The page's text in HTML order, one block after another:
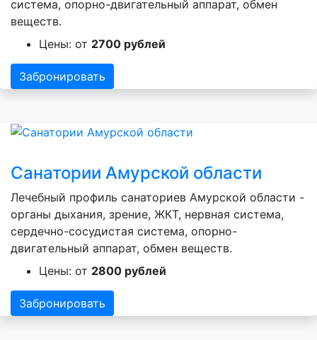
система, опорно-двигательный аппарат, обмен
веществ.
Цены: от 2700 рублей
Забронировать
Санатории Амурской области
Лечебный профиль санаториев Амурской области -
органы дыхания, зрение, ЖКТ, нервная система,
сердечно-сосудистая система, опорно-
двигательный аппарат, обмен веществ.
Цены: от 2800 рублей
Забронировать